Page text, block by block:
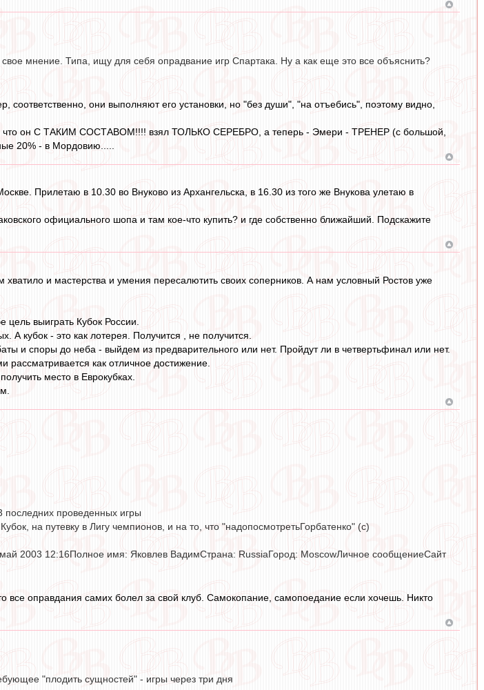
мнение. Типа, ищу для себя опрадвание игр Спартака. Ну а как еще это все объяснить?
соответственно, они выполняют его установки, но "без души", "на отъебись", поэтому видно,
что он С ТАКИМ СОСТАВОМ!!!! взял ТОЛЬКО СЕРЕБРО, а теперь - Эмери - ТРЕНЕР (с большой,
20% - в Мордовию.....
Прилетаю в 10.30 во Внуково из Архангельска, в 16.30 из того же Внукова улетаю в
официального шопа и там кое-что купить? и где собственно ближайший. Подскажите
и мастерства и умения пересалютить своих соперников. А нам условный Ростов уже
цель выиграть Кубок России.
А кубок - это как лотерея. Получится , не получится.
и споры до неба - выйдем из предварительного или нет. Пройдут ли в четвертьфинал или нет.
как отличное достижение.
место в Еврокубках.
последних проведенных игры
на путевку в Лигу чемпионов, и на то, что "надопосмотретьГорбатенко" (с)
2003 12:16Полное имя: Яковлев ВадимСтрана: RussiaГород: MoscowЛичное сообщениеСайт
все оправдания самих болел за свой клуб. Самокопание, самопоедание если хочешь. Никто
"плодить сущностей" - игры через три дня